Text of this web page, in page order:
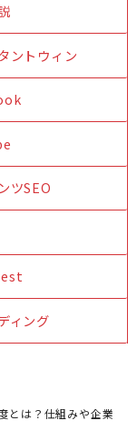
ントウィン
ツSEO
ィング
とは？仕組みや企業